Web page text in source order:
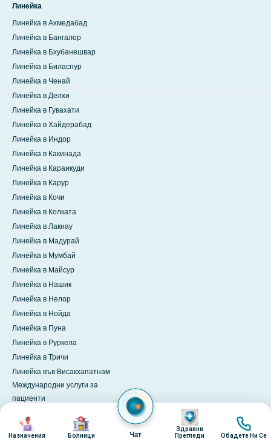
Линейка
Линейка в Ахмедабад
Линейка в Бангалор
Линейка в Бхубанешвар
Линейка в Биласпур
Линейка в Ченай
Линейка в Делхи
Линейка в Гувахати
Линейка в Хайдерабад
Линейка в Индор
Линейка в Какинада
Линейка в Караикуди
Линейка в Карур
Линейка в Кочи
Линейка в Колката
Линейка в Лакнау
Линейка в Мадурай
Линейка в Мумбай
Линейка в Майсур
Линейка в Нашик
Линейка в Нелор
Линейка в Нойда
Линейка в Пуна
Линейка в Руркела
Линейка в Тричи
Линейка във Висакхапатнам
Международни услуги за
пациенти
Изображение
Назначения
Изображение
Болници Чат
Изображение
Здравни
Прегледи
Обадете Ни Се